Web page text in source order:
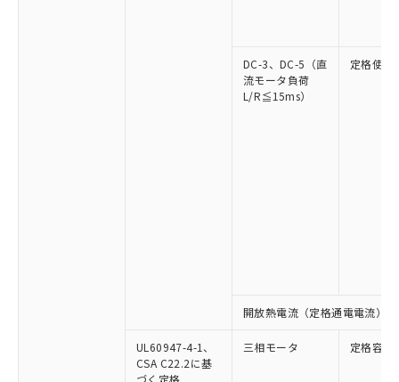
DC-3、DC-5（直
流モータ負荷
L/R≦15ms）
定格使用
開放熱電流（定格通電電流）
UL60947-4-1、
CSA C22.2に基
づく定格
三相モータ 定格容量